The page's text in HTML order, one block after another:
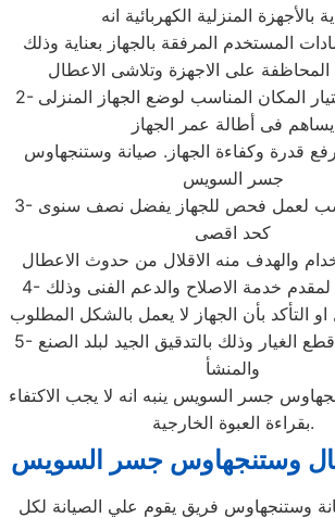
بالأجهزة المنزلية الكهربائية انه
المستخدم المرفقة بالجهاز بعناية وذلك
2- كذلك ضرورة اختيار المكان المناسب لوضع الجهاز المنزلى
يساهم فى أطالة عمر الجهاز
جسر السويس
3- تحديد موعد مناسب لعمل فحص للجهاز يفضل نصف سنوى
كحد اقصى
4- الاختيار الصحيح لمقدم خدمة الاصلاح والدعم الفنى وذلك
5- التأكد من أصلية قطع الغيار وذلك بالتدقيق الجيد لبلد الصنع
والمنشأ
جسر السويس ينبه انه لا يجب الاكتفاء
بقراءة العبوة الخارجية.
وستنجهاوس جسر السويس
وستنجهاوس فريق يقوم علي الصيانة لكل